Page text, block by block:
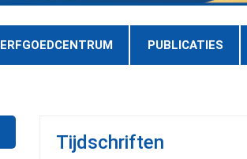
ERFGOEDCENTRUM PUBLICATIES
Tijdschriften